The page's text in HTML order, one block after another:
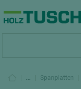
... Spanplatten